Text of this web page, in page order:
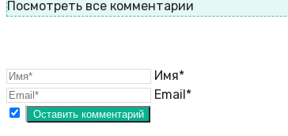
Посмотреть все комментарии
Имя*
Email*